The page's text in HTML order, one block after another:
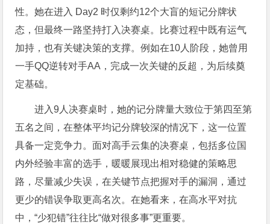
性。她在进入 Day2 时仅剩约12个大盲的短记分牌状
态，但最终一路坚持打入决赛桌。比赛过程中既有运气
加持，也有关键决策的支撑。例如在10人阶段，她曾用
一手QQ逆转对手AA，完成一次关键的反超，为后续奠
定基础。
进入9人决赛桌时，她的记分牌量大致位于第四至第
五名之间，在整体平均记分牌较深的情况下，这一位置
具备一定竞争力。面对高手云集的决赛桌，包括多位国
内外经验丰富的选手，暖暖展现出相对稳健的策略思
路，尽量减少失误，在关键节点把握对手的漏洞，通过
更少的错误争取更高名次。在她看来，在高水平对抗
中，“少犯错”往往比“做对很多事”更重要。